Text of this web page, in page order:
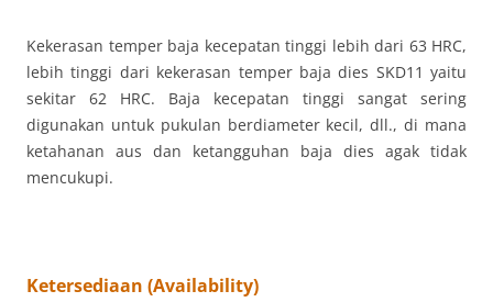
Kekerasan temper baja kecepatan tinggi lebih dari 63 HRC,
lebih tinggi dari kekerasan temper baja dies SKD11 yaitu
sekitar 62 HRC. Baja kecepatan tinggi sangat sering
digunakan untuk pukulan berdiameter kecil, dll., di mana
ketahanan aus dan ketangguhan baja dies agak tidak
mencukupi.
Ketersediaan (Availability)